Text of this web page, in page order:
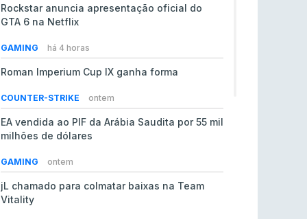
Rockstar anuncia apresentação oficial do
GTA 6 na Netflix
GAMING há 4 horas
Roman Imperium Cup IX ganha forma
COUNTER-STRIKE ontem
EA vendida ao PIF da Arábia Saudita por 55 mil
milhões de dólares
GAMING ontem
jL chamado para colmatar baixas na Team
Vitality